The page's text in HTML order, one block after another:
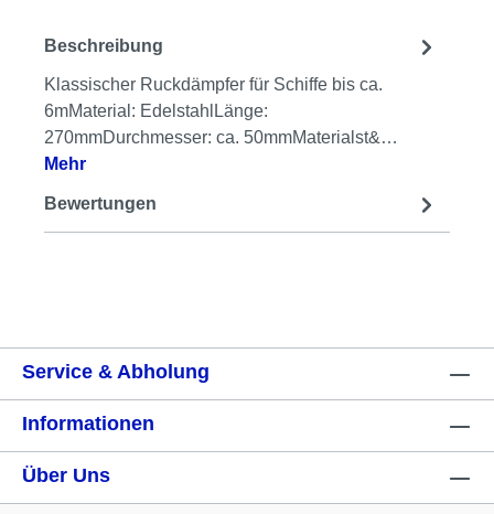
Beschreibung
Klassischer Ruckdämpfer für Schiffe bis ca.
6mMaterial: EdelstahlLänge:
270mmDurchmesser: ca. 50mmMaterialst&…
Mehr
Bewertungen
Service & Abholung
Informationen
Über Uns